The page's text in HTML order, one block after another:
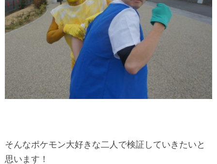
そんなポケモン大好きな二人で検証していきたいと
思います！